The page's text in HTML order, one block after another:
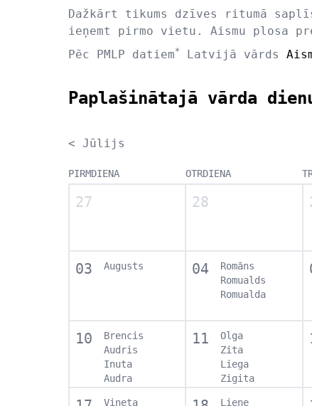
Dažkārt tikums dzīves ritumā
ieņemt pirmo vietu. Aismu plosa
Pēc PMLP datiem* Latvijā vārds
Paplašinātajā vārda
< Jūlijs
PIRMDIENA OTRDIENA
27 28
03 Augusts 04
Romāns
Romualds
Romualda
10
Brencis
Audris
Inuta
Audra
11
Olga
Zita
Liega
Zigita
Vineta Liene